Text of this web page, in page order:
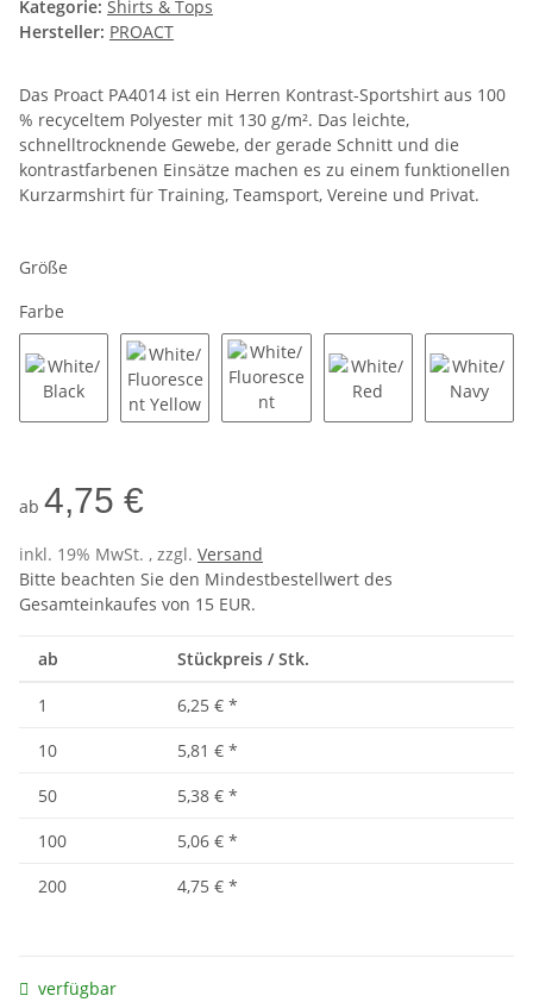
Kategorie: Shirts & Tops
Hersteller: PROACT
Das Proact PA4014 ist ein Herren Kontrast-Sportshirt aus 100
% recyceltem Polyester mit 130 g/m². Das leichte,
schnelltrocknende Gewebe, der gerade Schnitt und die
kontrastfarbenen Einsätze machen es zu einem funktionellen
Kurzarmshirt für Training, Teamsport, Vereine und Privat.
Größe
Farbe
ab 4,75 €
inkl. 19% MwSt. , zzgl. Versand
Bitte beachten Sie den Mindestbestellwert des
Gesamteinkaufes von 15 EUR.
ab Stückpreis / Stk.
1 6,25 € *
10
5,81 € *
50
5,38 € *
100
5,06 € *
200
4,75 € *
verfügbar